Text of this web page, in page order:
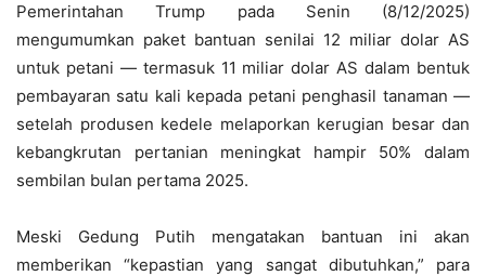
Pemerintahan Trump pada Senin (8/12/2025)
mengumumkan paket bantuan senilai 12 miliar dolar AS
untuk petani — termasuk 11 miliar dolar AS dalam bentuk
pembayaran satu kali kepada petani penghasil tanaman —
setelah produsen kedele melaporkan kerugian besar dan
kebangkrutan pertanian meningkat hampir 50% dalam
sembilan bulan pertama 2025.
Meski Gedung Putih mengatakan bantuan ini akan
memberikan “kepastian yang sangat dibutuhkan,” para